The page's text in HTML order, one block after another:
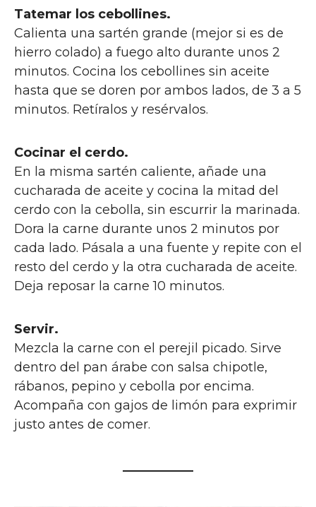
Tatemar los cebollines.
Calienta una sartén grande (mejor si es de
hierro colado) a fuego alto durante unos 2
minutos. Cocina los cebollines sin aceite
hasta que se doren por ambos lados, de 3 a 5
minutos. Retíralos y resérvalos.
Cocinar el cerdo.
En la misma sartén caliente, añade una
cucharada de aceite y cocina la mitad del
cerdo con la cebolla, sin escurrir la marinada.
Dora la carne durante unos 2 minutos por
cada lado. Pásala a una fuente y repite con el
resto del cerdo y la otra cucharada de aceite.
Deja reposar la carne 10 minutos.
Servir.
Mezcla la carne con el perejil picado. Sirve
dentro del pan árabe con salsa chipotle,
rábanos, pepino y cebolla por encima.
Acompaña con gajos de limón para exprimir
justo antes de comer.